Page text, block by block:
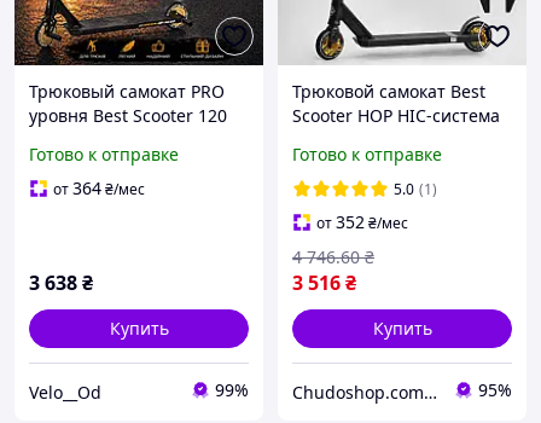
Трюковый самокат PRO
уровня Best Scooter 120
пеги | для стрит и парка
Готово к отправке
от364₴/мес
3 638₴
Купить
Velo__Od 99%
Трюковой самокат Best
Scooter HOP HIC-система
120мм пеги для трюков
максимальное
Готово к отправке
5.0 (1)
от352₴/мес
3 516₴
4 746.60 ₴
Купить
Chudoshop.com.ua 95%